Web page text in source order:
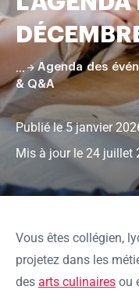
pâtisserie
Agenda des
& Q&A
Publié le 5 janvier
Mis à jour le 24 juillet
défiler
page
Vous êtes collégien,
projetez dans les
des arts culinaires ou